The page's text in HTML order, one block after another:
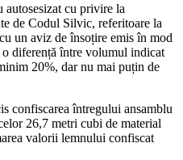
autosesizat cu privire la
de Codul Silvic, referitoare la
un aviz de însoțire emis în mod
diferență între volumul indicat
20%, dar nu mai puțin de
confiscarea întregului ansamblu
26,7 metri cubi de material
valorii lemnului confiscat